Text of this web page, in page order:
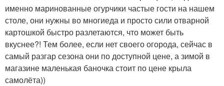
именно маринованные огурчики частые гости на нашем
столе, они нужны во многиеда и просто сили отварной
картошкой быстро разлетаются, что может быть
вкуснее?! Тем более, если нет своего огорода, сейчас в
самый разгар сезона они по доступной цене, а зимой в
магазине маленькая баночка стоит по цене крыла
самолёта))